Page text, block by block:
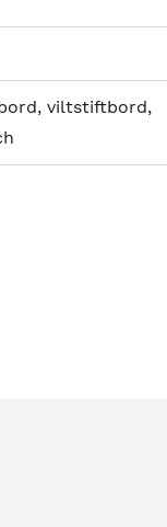
viltstiftbord,